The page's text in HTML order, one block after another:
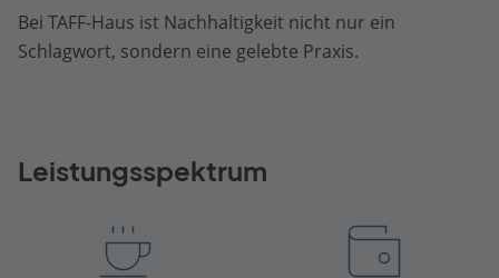
Bei TAFF-Haus ist Nachhaltigkeit nicht nur ein
Schlagwort, sondern eine gelebte Praxis.
Leistungsspektrum